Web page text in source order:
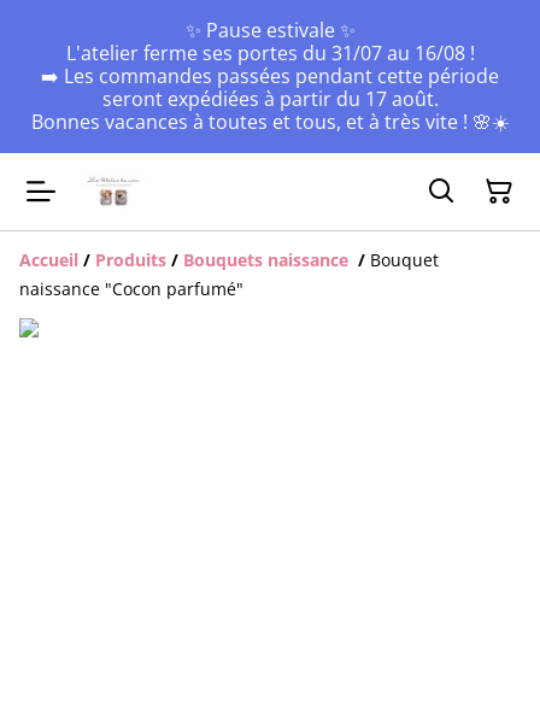
✨ Pause estivale ✨
L'atelier ferme ses portes du 31/07 au 16/08 !
➡️ Les commandes passées pendant cette période
seront expédiées à partir du 17 août.
Bonnes vacances à toutes et tous, et à très vite ! 🌸☀️
Accueil / Produits / Bouquets naissance / Bouquet
naissance "Cocon parfumé"